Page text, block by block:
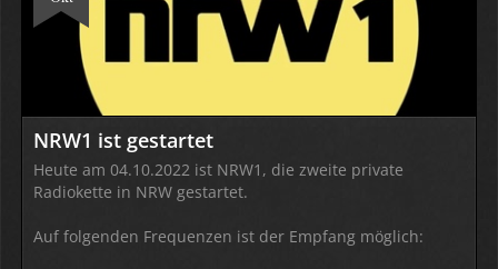
NRW1 ist gestartet
Heute am 04.10.2022 ist NRW1, die zweite private
Radiokette in NRW gestartet.
Auf folgenden Frequenzen ist der Empfang möglich: